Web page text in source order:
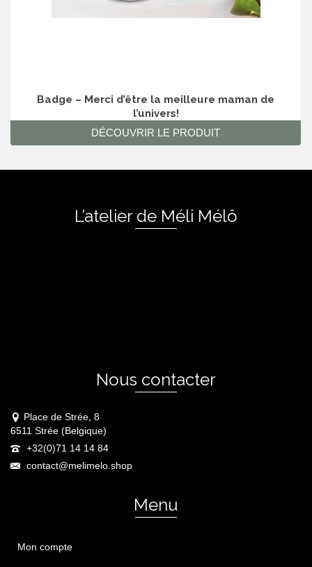
Badge – Merci d’être la meilleure maman de
l’univers!
DÉCOUVRIR LE PRODUIT
L’atelier de Méli Mélô
Nous contacter
Place de Strée, 8
6511 Strée (Belgique)
+32(0)71 14 14 84
contact@melimelo.shop
Menu
Mon compte